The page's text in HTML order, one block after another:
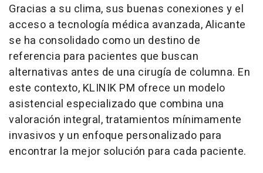
Gracias a su clima, sus buenas conexiones y el
acceso a tecnología médica avanzada, Alicante
se ha consolidado como un destino de
referencia para pacientes que buscan
alternativas antes de una cirugía de columna. En
este contexto, KLINIK PM ofrece un modelo
asistencial especializado que combina una
valoración integral, tratamientos mínimamente
invasivos y un enfoque personalizado para
encontrar la mejor solución para cada paciente.